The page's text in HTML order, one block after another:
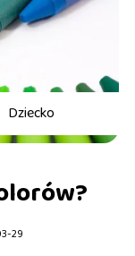
Dziecko
29